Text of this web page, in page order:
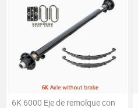
6K 6000 Eje de remolque con